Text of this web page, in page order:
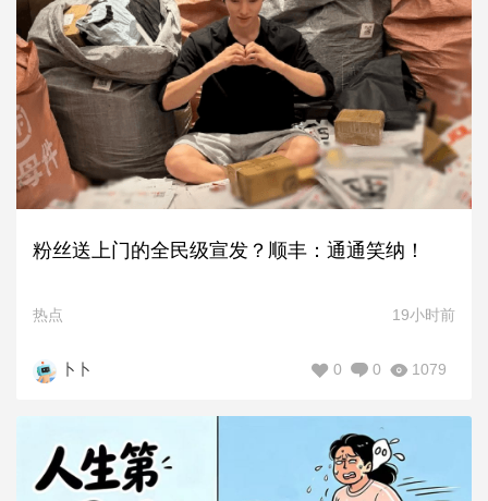
粉丝送上门的全民级宣发？顺丰：通通笑纳！
热点 19小时前
卜卜 1079
0
0